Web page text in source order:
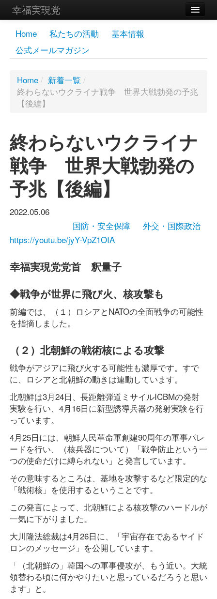
幸福実現党
メンバーズページ
党員
お問い合わせ
Home 私たちの活動
基本情報
公式メールマガジン
Home / 新着一覧 /
終わらないウクライナ戦争 世界大戦勃発の予兆
【後編】
終わらないウクライナ
戦争 世界大戦勃発の
予兆【後編】
2022.05.06
国防・安全保障
外交・国際政治
https://youtu.be/jyY-VpZ1OIA
幸福実現党党首 釈量子
◆戦争が世界に飛び火、核攻撃も
前編では、（１）ロシアとNATOの全面戦争の可能性
を指摘しました。
（２）北朝鮮の戦術核による攻撃
戦争がアジアに飛び火する可能性も濃厚です。すで
に、ロシアと北朝鮮の動きは連動しています。
北朝鮮は3月24日、長距離弾道ミサイルICBMの発射
実験を行い、4月16日に新型誘導兵器の発射実験を行
っています。
4月25日には、朝鮮人民革命軍創建90周年の軍事パレ
ードを行い、（核兵器について）「戦争防止という一
つの使命だけに縛られない」と発言しています。
その意味するところは、基地を攻撃するなど限定的な
「戦術核」を使用するということです。
この発言によって、北朝鮮による核攻撃のハードルが
一気に下がりました。
大川隆法総裁は4月26日に、「宇宙存在であるヤイド
ロンのメッセージ」を公開しています。
「（北朝鮮の」韓国への軍事侵攻が、もう近い。大統
領替わる頃に何かやりたいと思っているだろうと思い
ます」と。